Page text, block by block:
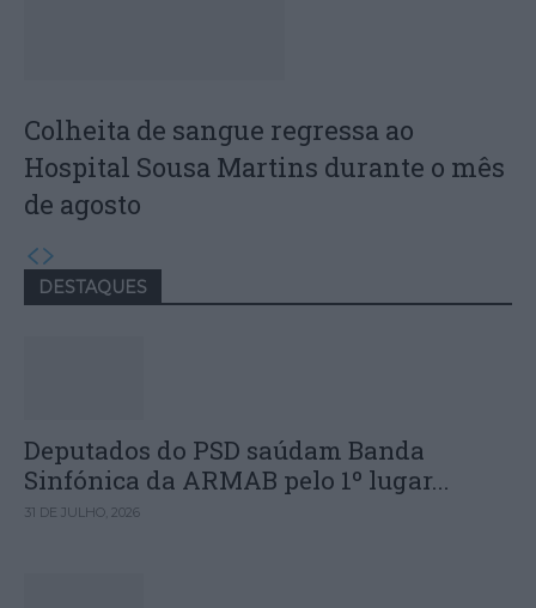
Colheita de sangue regressa ao
Hospital Sousa Martins durante o mês
de agosto
DESTAQUES
Deputados do PSD saúdam Banda
Sinfónica da ARMAB pelo 1º lugar...
31 DE JULHO, 2026